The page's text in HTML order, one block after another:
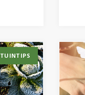
TUINTIPS